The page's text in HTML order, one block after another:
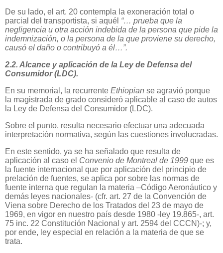
De su lado, el art. 20 contempla la exoneración total o
parcial del transportista, si aquél “… prueba que la
negligencia u otra acción indebida de la persona que pide la
indemnización, o la persona de la que proviene su derecho,
causó el daño o contribuyó a él…”.
2.2. Alcance y aplicación de la Ley de Defensa del
Consumidor (LDC).
En su memorial, la recurrente Ethiopian se agravió porque
la magistrada de grado consideró aplicable al caso de autos
la Ley de Defensa del Consumidor (LDC).
Sobre el punto, resulta necesario efectuar una adecuada
interpretación normativa, según las cuestiones involucradas.
En este sentido, ya se ha señalado que resulta de
aplicación al caso el Convenio de Montreal de 1999 que es
la fuente internacional que por aplicación del principio de
prelación de fuentes, se aplica por sobre las normas de
fuente interna que regulan la materia –Código Aeronáutico y
demás leyes nacionales- (cfr. art. 27 de la Convención de
Viena sobre Derecho de los Tratados del 23 de mayo de
1969, en vigor en nuestro país desde 1980 -ley 19.865-, art.
75 inc. 22 Constitución Nacional y art. 2594 del CCCN)-; y,
por ende, ley especial en relación a la materia de que se
trata.